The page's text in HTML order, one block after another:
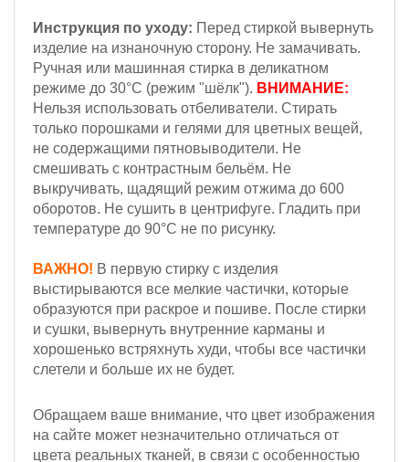
Инструкция по уходу: Перед стиркой вывернуть
изделие на изнаночную сторону. Не замачивать.
Ручная или машинная стирка в деликатном
режиме до 30°С (режим "шёлк"). ВНИМАНИЕ:
Нельзя использовать отбеливатели. Стирать
только порошками и гелями для цветных вещей,
не содержащими пятновыводители. Не
смешивать с контрастным бельём. Не
выкручивать, щадящий режим отжима до 600
оборотов. Не сушить в центрифуге. Гладить при
температуре до 90°С не по рисунку.
ВАЖНО! В первую стирку с изделия
выстирываются все мелкие частички, которые
образуются при раскрое и пошиве. После стирки
и сушки, вывернуть внутренние карманы и
хорошенько встряхнуть худи, чтобы все частички
слетели и больше их не будет.
Обращаем ваше внимание, что цвет изображения
на сайте может незначительно отличаться от
цвета реальных тканей, в связи с особенностью